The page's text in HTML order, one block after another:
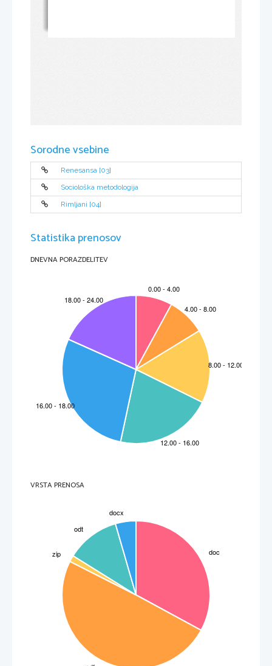
Sorodne vsebine
Renesansa [03]
Sociološka metodologija
Rimljani [04]
Statistika prenosov
DNEVNA PORAZDELITEV
VRSTA PRENOSA